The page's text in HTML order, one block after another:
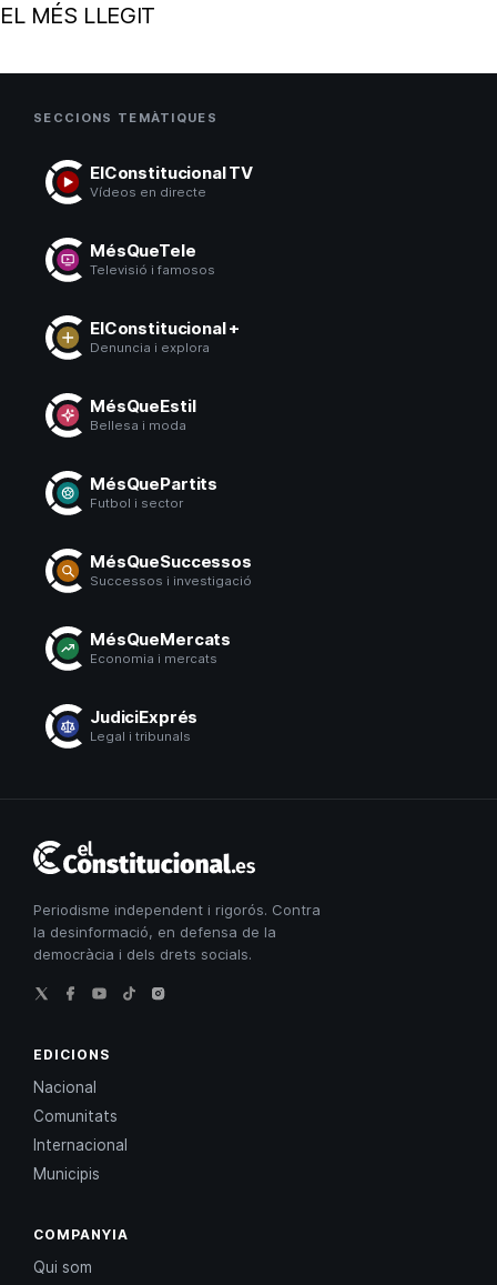
EL MÉS LLEGIT
SECCIONS TEMÀTIQUES
ElConstitucional TV
Vídeos en directe
MésQueTele
Televisió i famosos
ElConstitucional +
Denuncia i explora
MésQueEstil
Bellesa i moda
MésQuePartits
Futbol i sector
MésQueSuccessos
Successos i investigació
MésQueMercats
Economia i mercats
JudiciExprés
Legal i tribunals
Constitucional
Periodisme independent i rigorós. Contra
la desinformació, en defensa de la
democràcia i dels drets socials.
EDICIONS
Nacional
Comunitats
Internacional
Municipis
COMPANYIA
Qui som